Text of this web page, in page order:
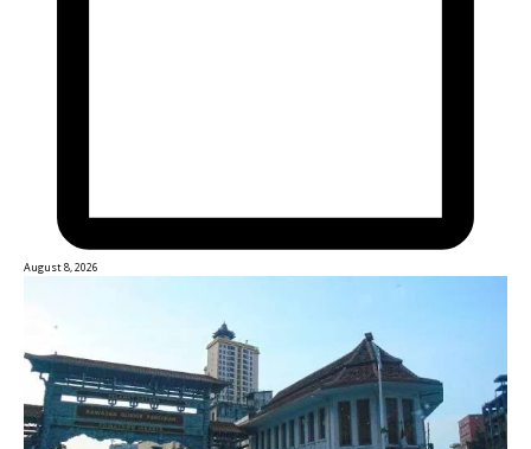
August 8, 2026